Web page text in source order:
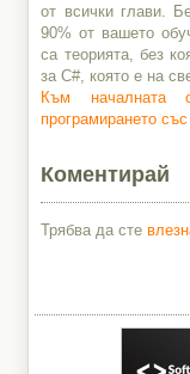
от всички глави.
90% от вашето
са теорията, без
за C#, която е на
Към началната
програмирането
Коментирай
Трябва да сте